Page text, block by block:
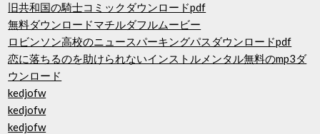
旧共和国の騎士コミックダウンロードpdf
無料ダウンロードマチルダフルムービー
ロビンソン高校のニュースパーキングパスダウンロードpdf
恋に落ちるのを助けられないインストルメンタル無料のmp3ダ
ウンロード
kedjofw
kedjofw
kedjofw